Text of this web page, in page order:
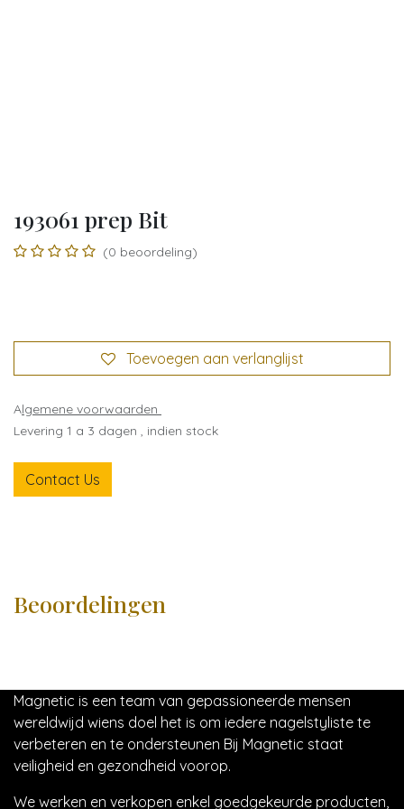
193061 prep Bit
(0 beoordeling)
Toevoegen aan verlanglijst
Algemene voorwaarden
Levering 1 a 3 dagen , indien stock
Contact Us
Beoordelingen
Magnetic is een team van gepassioneerde mensen
wereldwijd wiens doel het is om iedere nagelstyliste te
verbeteren en te ondersteunen Bij Magnetic staat
veiligheid en gezondheid voorop.
We werken en verkopen enkel goedgekeurde producten,